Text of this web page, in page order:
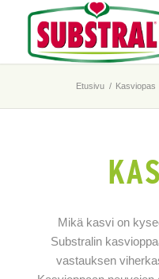
Etusivu / Kasviopas
Mikä kasvi on
Substralin
vastauksen